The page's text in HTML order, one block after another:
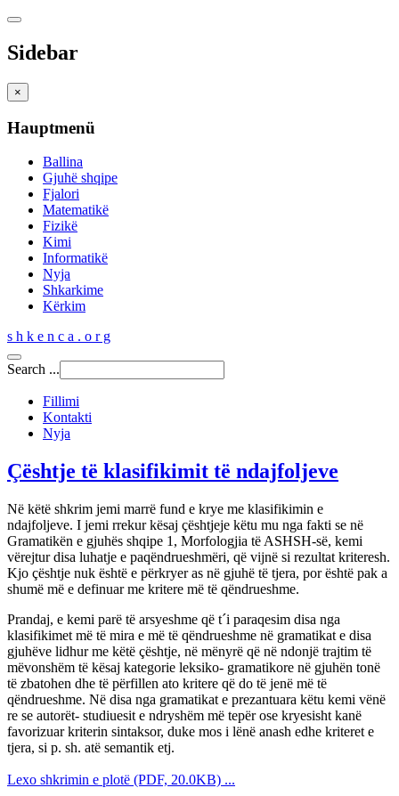
Sidebar
×
Hauptmenü
Ballina
Gjuhë shqipe
Fjalori
Matematikë
Fizikë
Kimi
Informatikë
Nyja
Shkarkime
Kërkim
s h k e n c a . o r g
Search ...
Fillimi
Kontakti
Nyja
Çështje të klasifikimit të ndajfoljeve
Në këtë shkrim jemi marrë fund e krye me klasifikimin e
ndajfoljeve. I jemi rrekur kësaj çështjeje këtu mu nga fakti se në
Gramatikën e gjuhës shqipe 1, Morfologjia të ASHSH-së, kemi
vërejtur disa luhatje e paqëndrueshmëri, që vijnë si rezultat kriteresh.
Kjo çështje nuk është e përkryer as në gjuhë të tjera, por është pak a
shumë më e definuar me kritere më të qëndrueshme.
Prandaj, e kemi parë të arsyeshme që t´i paraqesim disa nga
klasifikimet më të mira e më të qëndrueshme në gramatikat e disa
gjuhëve lidhur me këtë çështje, në mënyrë që në ndonjë trajtim të
mëvonshëm të kësaj kategorie leksiko- gramatikore në gjuhën tonë
të zbatohen dhe të përfillen ato kritere që do të jenë më të
qëndrueshme. Në disa nga gramatikat e prezantuara këtu kemi vënë
re se autorët- studiuesit e ndryshëm më tepër ose kryesisht kanë
favorizuar kriterin sintaksor, duke mos i lënë anash edhe kriteret e
tjera, si p. sh. atë semantik etj.
Lexo shkrimin e plotë (PDF, 20.0KB) ...